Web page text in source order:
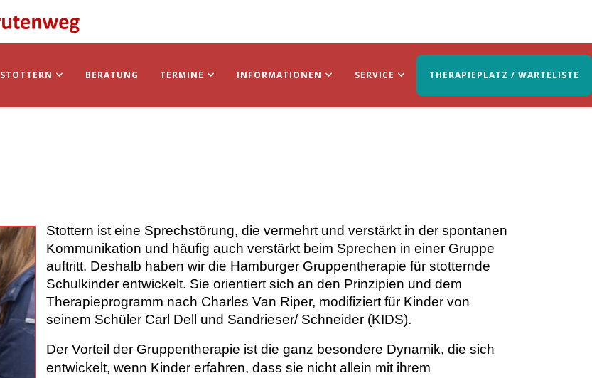
STOTTERN BERATUNG TERMINE INFORMATIONEN SERVICE THERAPIEPLATZ / WARTELISTE
Stottern ist eine Sprechstörung, die vermehrt und verstärkt in der spontanen
Kommunikation und häufig auch verstärkt beim Sprechen in einer Gruppe
auftritt. Deshalb haben wir die Hamburger Gruppentherapie für stotternde
Schulkinder entwickelt. Sie orientiert sich an den Prinzipien und dem
Therapieprogramm nach Charles Van Riper, modifiziert für Kinder von
seinem Schüler Carl Dell und Sandrieser/ Schneider (KIDS).
Der Vorteil der Gruppentherapie ist die ganz besondere Dynamik, die sich
entwickelt, wenn Kinder erfahren, dass sie nicht allein mit ihrem